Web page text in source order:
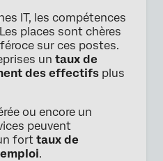
IT, les compétences
places sont chères
sur ces postes.
un taux de
des effectifs plus
ou encore un
peuvent
fort taux de
.